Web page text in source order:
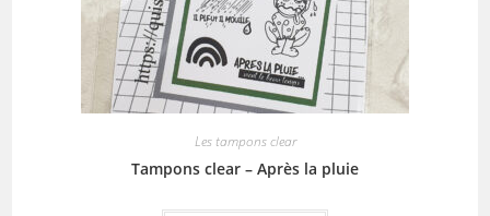
Les tampons clear
Tampons clear – Après la pluie